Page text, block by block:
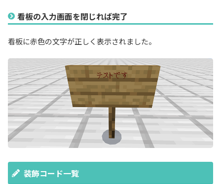
看板の入力画面を閉じれば完了
看板に赤色の文字が正しく表示されました。
装飾コード一覧